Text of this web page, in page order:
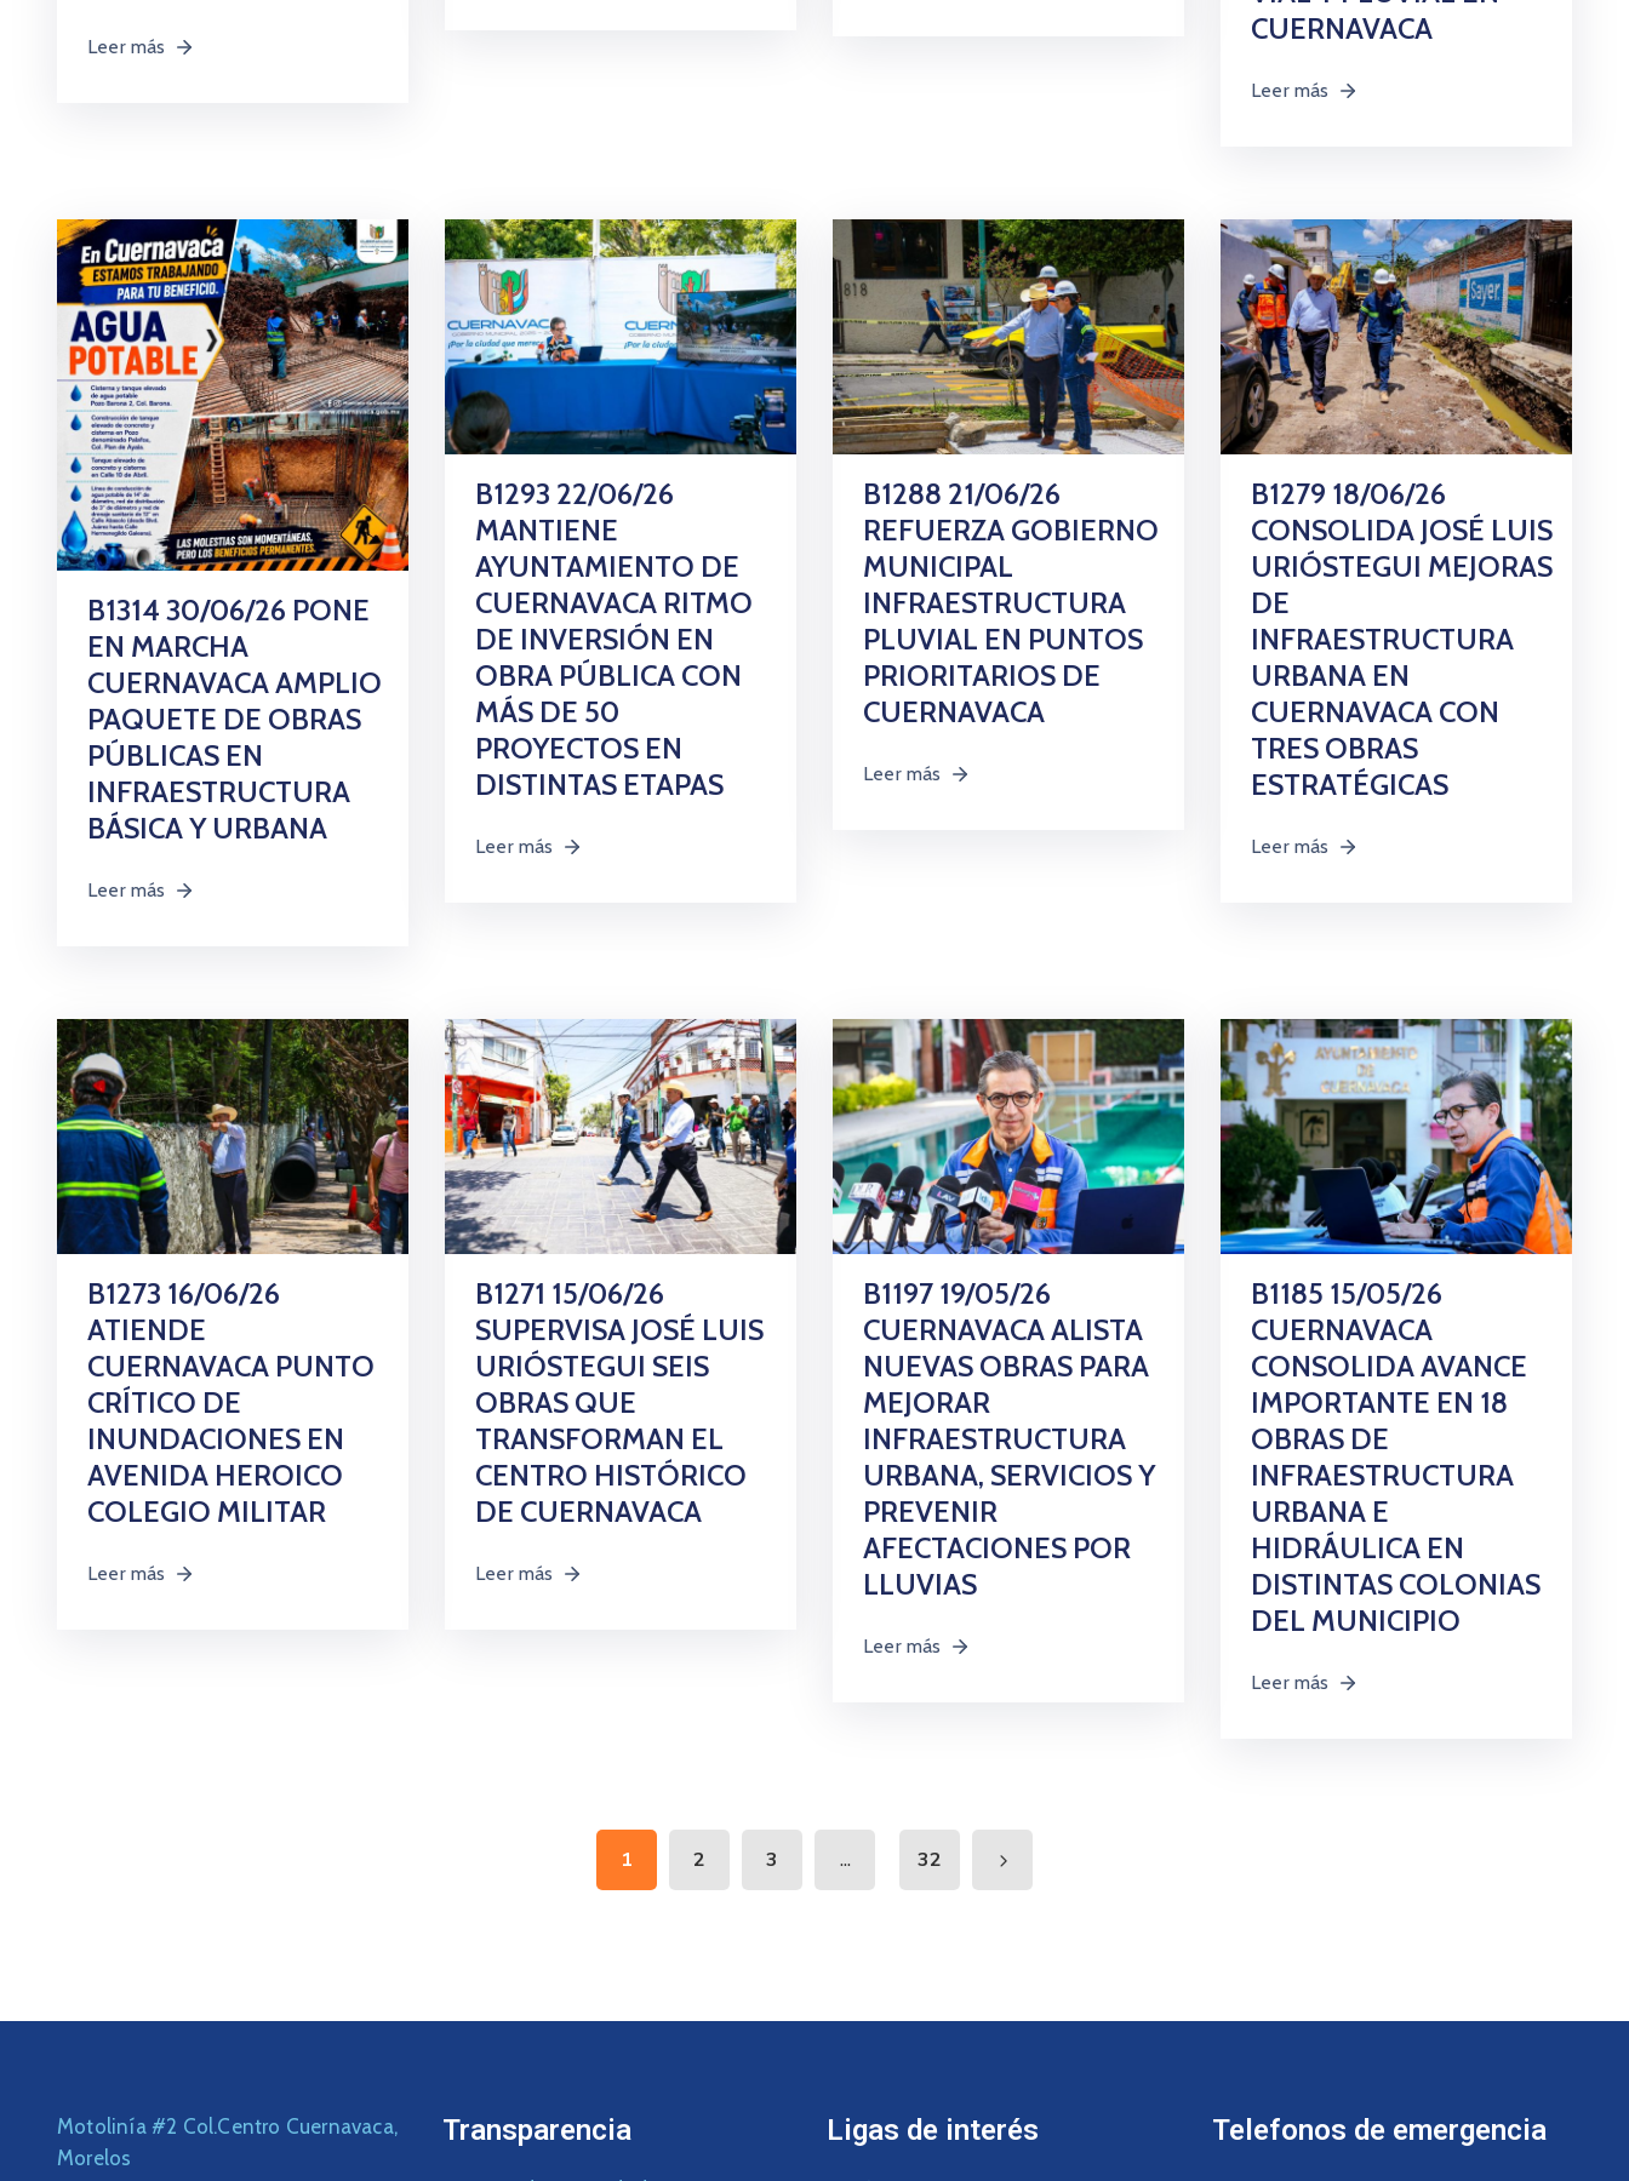
Leer más
CUERNAVACA
Leer más
B1314 30/06/26 PONE
EN MARCHA
CUERNAVACA AMPLIO
PAQUETE DE OBRAS
PÚBLICAS EN
INFRAESTRUCTURA
BÁSICA Y URBANA
Leer más
B1293 22/06/26
MANTIENE
AYUNTAMIENTO DE
CUERNAVACA RITMO
DE INVERSIÓN EN
OBRA PÚBLICA CON
MÁS DE 50
PROYECTOS EN
DISTINTAS ETAPAS
Leer más
B1288 21/06/26
REFUERZA GOBIERNO
MUNICIPAL
INFRAESTRUCTURA
PLUVIAL EN PUNTOS
PRIORITARIOS DE
CUERNAVACA
Leer más
B1279 18/06/26
CONSOLIDA JOSÉ LUIS
URIÓSTEGUI MEJORAS
DE
INFRAESTRUCTURA
URBANA EN
CUERNAVACA CON
TRES OBRAS
ESTRATÉGICAS
Leer más
B1273 16/06/26
ATIENDE
CUERNAVACA PUNTO
CRÍTICO DE
INUNDACIONES EN
AVENIDA HEROICO
COLEGIO MILITAR
Leer más
B1271 15/06/26
SUPERVISA JOSÉ LUIS
URIÓSTEGUI SEIS
OBRAS QUE
TRANSFORMAN EL
CENTRO HISTÓRICO
DE CUERNAVACA
Leer más
B1197 19/05/26
CUERNAVACA ALISTA
NUEVAS OBRAS PARA
MEJORAR
INFRAESTRUCTURA
URBANA, SERVICIOS Y
PREVENIR
AFECTACIONES POR
LLUVIAS
Leer más
B1185 15/05/26
CUERNAVACA
CONSOLIDA AVANCE
IMPORTANTE EN 18
OBRAS DE
INFRAESTRUCTURA
URBANA E
HIDRÁULICA EN
DISTINTAS COLONIAS
DEL MUNICIPIO
Leer más
1 2 3 ... 32
Motolinía #2 Col.Centro Cuernavaca,
Morelos
Transparencia Ligas de interés Telefonos de emergencia